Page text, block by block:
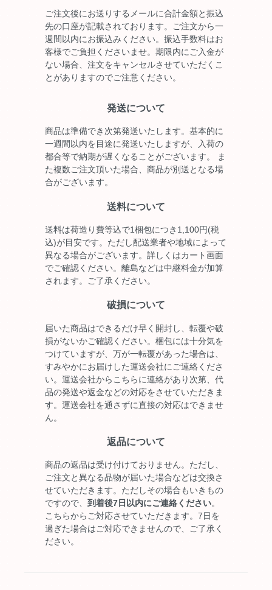
ご注文後にお送りするメールに合計金額と振込
先の口座が記載されております。ご注文から一
週間以内にお振込みください。振込手数料はお
客様でご負担くださいませ。期限内にご入金が
ない場合、注文をキャンセルさせていただくこ
とがありますのでご注意ください。
発送について
商品は準備でき次第発送いたします。基本的に
一週間以内を目途に発送いたしますが、入荷の
都合等で納期が遅くなることがございます。 ま
た複数ご注文頂いた場合、商品が別送となる場
合がございます。
送料について
送料は荷造り費等込で1梱包につき1,100円(税
込)が目安です。ただし配送業者や地域によって
異なる場合がございます。詳しくはカート画面
でご確認ください。離島などは中継料金が加算
されます。ご了承ください。
破損について
届いた商品はできるだけ早く開封し、転覆や破
損がないかご確認ください。梱包には十分気を
つけていますが、万が一転覆があった場合は、
すみやかにお届けした運送会社にご連絡くださ
い。運送会社からこちらに連絡があり次第、代
品の発送や返金などの対応をさせていただきま
す。運送会社を通さずに直接の対応はできませ
ん。
返品について
商品の返品は受け付けておりません。ただし、
ご注文と異なる品物が届いた場合などは交換さ
せていただきます。ただしその場合もいきもの
ですので、 到着後7日以内にご連絡ください。
こちらからご対応させていただきます。7日を
過ぎた場合はご対応できませんので、ご了承く
ださい。